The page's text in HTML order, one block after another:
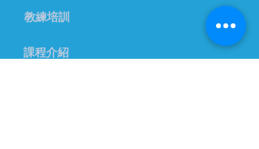
教練培訓
課程介紹